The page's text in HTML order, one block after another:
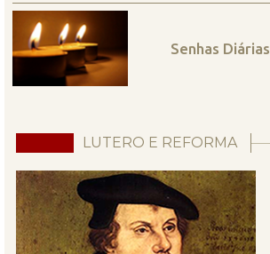
Senhas Diárias
LUTERO E REFORMA